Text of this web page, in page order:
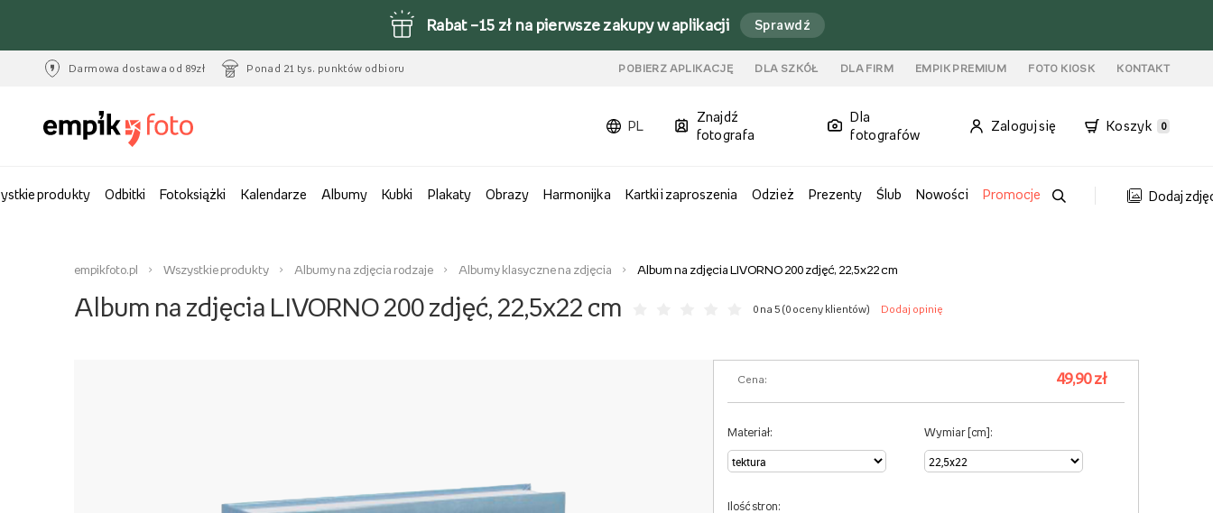
Rabat –15 zł na pierwsze zakupy w aplikacji Sprawdź
Darmowa dostawa od 89zł Ponad 21 tys. punktów odbioru POBIERZ APLIKACJĘ DLA SZKÓŁ DLA FIRM EMPIK PREMIUM FOTO KIOSK KONTAKT
PL
Znajdź
fotografa
Dla
fotografów
Zaloguj się Koszyk 0
produkty Odbitki Fotoksiążki Kalendarze Albumy Kubki Plakaty Obrazy Harmonijka Kartki i zaproszenia Odzież Prezenty Ślub Nowości Promocje Dodaj
empikfoto.pl Wszystkie produkty Albumy na zdjęcia rodzaje Albumy klasyczne na zdjęcia Album na zdjęcia LIVORNO 200 zdjęć, 22,5x22 cm
Album na zdjęcia LIVORNO 200 zdjęć, 22,5x22 cm 0 na 5 (0 oceny klientów) Dodaj opinię
Cena: 49,90 zł
Materiał: Wymiar [cm]:
Ilość stron: